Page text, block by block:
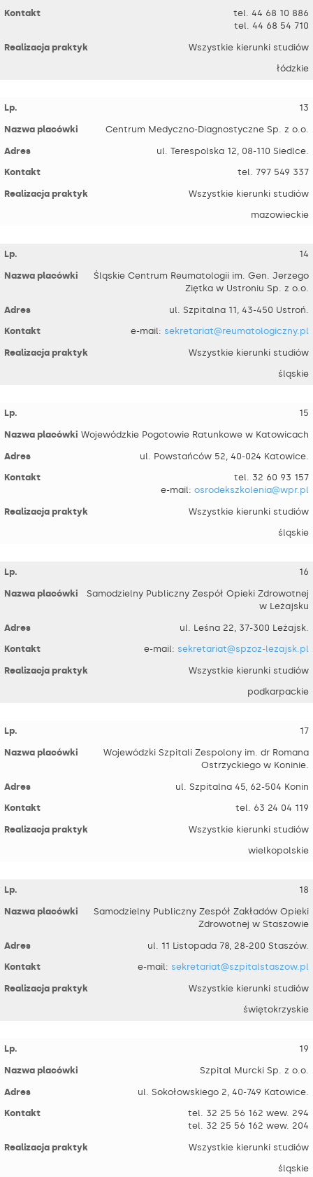
tel. 44 68 10 886
tel. 44 68 54 710
Wszystkie kierunki studiów
łódzkie
13
Centrum Medyczno-Diagnostyczne Sp. z o.o.
ul. Terespolska 12, 08-110 Siedlce.
tel. 797 549 337
Wszystkie kierunki studiów
mazowieckie
14
Śląskie Centrum Reumatologii im. Gen. Jerzego
Ziętka w Ustroniu Sp. z o.o.
ul. Szpitalna 11, 43-450 Ustroń.
e-mail: sekretariat@reumatologiczny.pl
Wszystkie kierunki studiów
śląskie
15
Wojewódzkie Pogotowie Ratunkowe w Katowicach
ul. Powstańców 52, 40-024 Katowice.
tel. 32 60 93 157
e-mail: osrodekszkolenia@wpr.pl
Wszystkie kierunki studiów
śląskie
16
Samodzielny Publiczny Zespół Opieki Zdrowotnej
w Leżajsku
ul. Leśna 22, 37-300 Leżajsk.
e-mail: sekretariat@spzoz-lezajsk.pl
Wszystkie kierunki studiów
podkarpackie
17
Wojewódzki Szpitali Zespolony im. dr Romana
Ostrzyckiego w Koninie.
ul. Szpitalna 45, 62-504 Konin
tel. 63 24 04 119
Wszystkie kierunki studiów
wielkopolskie
18
Samodzielny Publiczny Zespół Zakładów Opieki
Zdrowotnej w Staszowie
ul. 11 Listopada 78, 28-200 Staszów.
e-mail: sekretariat@szpitalstaszow.pl
Wszystkie kierunki studiów
świętokrzyskie
19
Szpital Murcki Sp. z o.o.
ul. Sokołowskiego 2, 40-749 Katowice.
tel. 32 25 56 162 wew. 294
tel. 32 25 56 162 wew. 204
Wszystkie kierunki studiów
śląskie